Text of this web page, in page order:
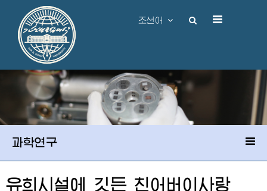
조선어
과학연구
유희시설에 깃든 친어버이 사랑